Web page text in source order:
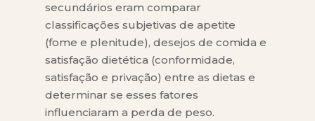
secundários eram comparar
classificações subjetivas de apetite
(fome e plenitude), desejos de comida e
satisfação dietética (conformidade,
satisfação e privação) entre as dietas e
determinar se esses fatores
influenciaram a perda de peso.